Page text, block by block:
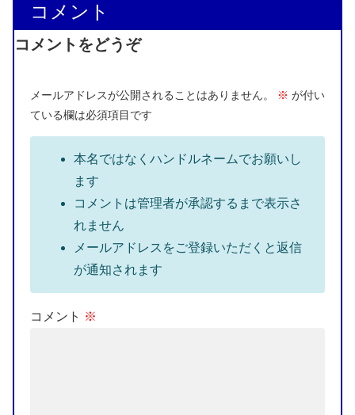
コメント
コメントをどうぞ
メールアドレスが公開されることはありません。 ※ が付い
ている欄は必須項目です
本名ではなくハンドルネームでお願いし
ます
コメントは管理者が承認するまで表示さ
れません
メールアドレスをご登録いただくと返信
が通知されます
コメント ※